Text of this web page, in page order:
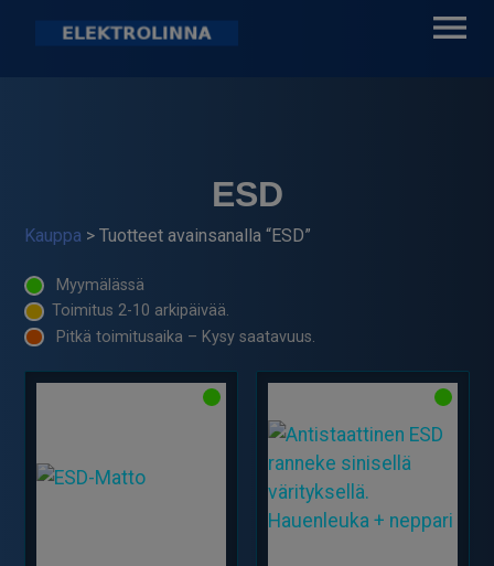
ESD
Kauppa > Tuotteet avainsanalla “ESD”
Myymälässä
Toimitus 2-10 arkipäivää.
Pitkä toimitusaika – Kysy saatavuus.